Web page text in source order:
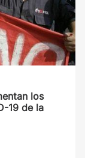
los
19 de la